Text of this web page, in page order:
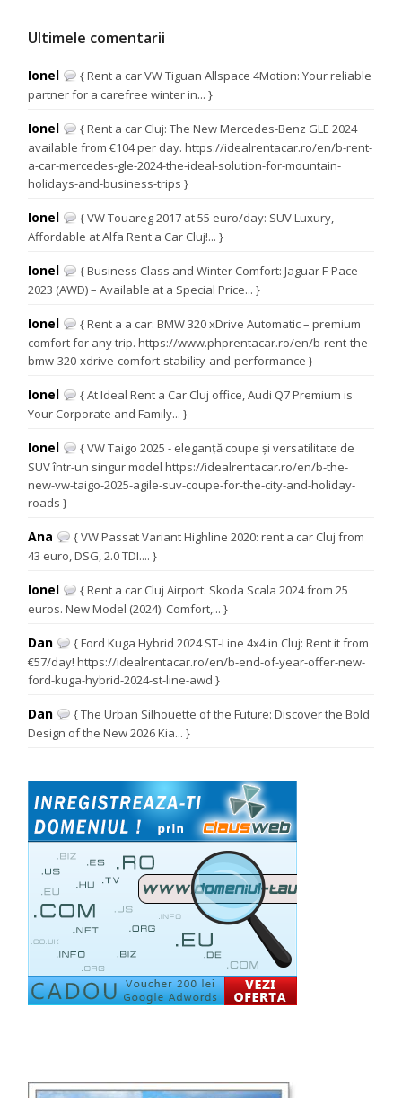
Ultimele comentarii
Ionel
{ Rent a car VW Tiguan Allspace 4Motion: Your reliable
partner for a carefree winter in... }
Ionel
{ Rent a car Cluj: The New Mercedes-Benz GLE 2024
available from €104 per day. https://idealrentacar.ro/en/b-rent-
a-car-mercedes-gle-2024-the-ideal-solution-for-mountain-
holidays-and-business-trips }
Ionel
{ VW Touareg 2017 at 55 euro/day: SUV Luxury,
Affordable at Alfa Rent a Car Cluj!... }
Ionel
{ Business Class and Winter Comfort: Jaguar F-Pace
2023 (AWD) – Available at a Special Price... }
Ionel
{ Rent a a car: BMW 320 xDrive Automatic – premium
comfort for any trip. https://www.phprentacar.ro/en/b-rent-the-
bmw-320-xdrive-comfort-stability-and-performance }
Ionel
{ At Ideal Rent a Car Cluj office, Audi Q7 Premium is
Your Corporate and Family... }
Ionel
{ VW Taigo 2025 - eleganță coupe și versatilitate de
SUV într-un singur model https://idealrentacar.ro/en/b-the-
new-vw-taigo-2025-agile-suv-coupe-for-the-city-and-holiday-
roads }
Ana
{ VW Passat Variant Highline 2020: rent a car Cluj from
43 euro, DSG, 2.0 TDI.... }
Ionel
{ Rent a car Cluj Airport: Skoda Scala 2024 from 25
euros. New Model (2024): Comfort,... }
Dan
{ Ford Kuga Hybrid 2024 ST-Line 4x4 in Cluj: Rent it from
€57/day! https://idealrentacar.ro/en/b-end-of-year-offer-new-
ford-kuga-hybrid-2024-st-line-awd }
Dan
{ The Urban Silhouette of the Future: Discover the Bold
Design of the New 2026 Kia... }